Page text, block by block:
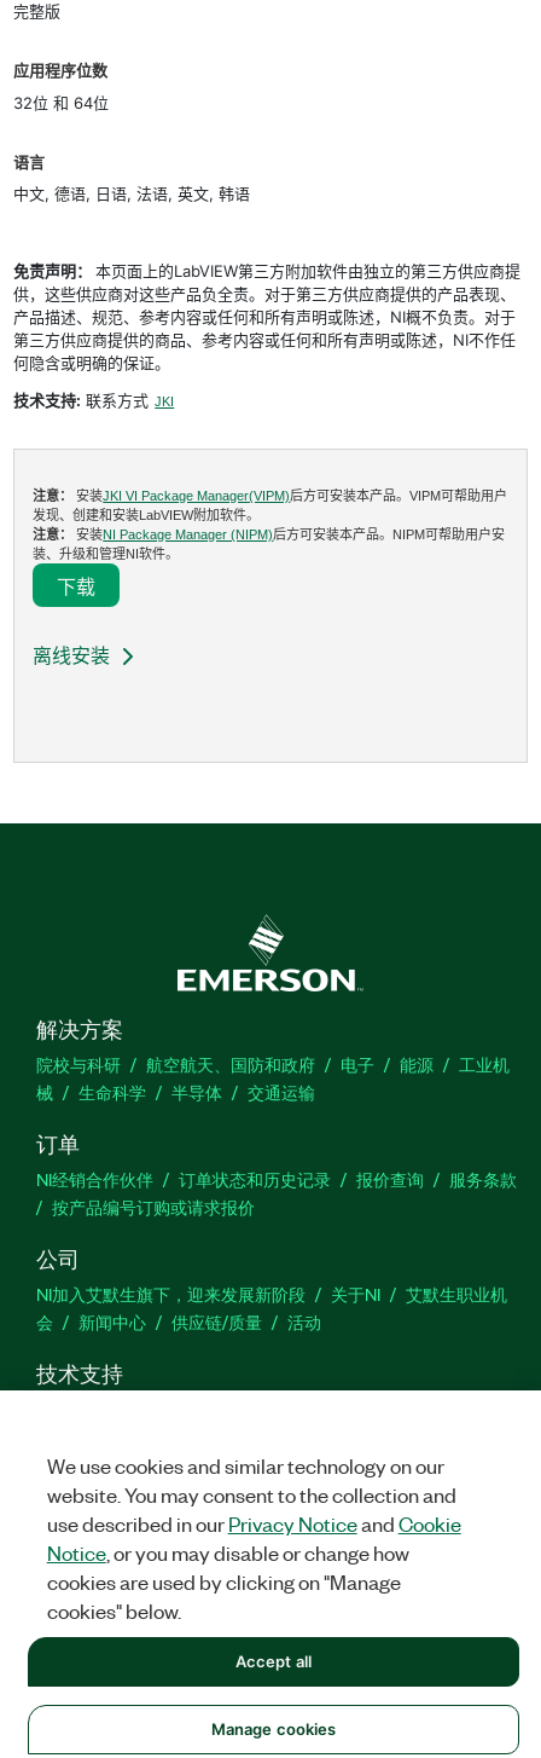
完整版
应用程序位数
32位 和 64位
语言
中文, 德语, 日语, 法语, 英文, 韩语
免责声明：本页面上的LabVIEW第三方附加软件由独立的第三方供应商提
供，这些供应商对这些产品负全责。对于第三方供应商提供的产品表现、
产品描述、规范、参考内容或任何和所有声明或陈述，NI概不负责。对于
第三方供应商提供的商品、参考内容或任何和所有声明或陈述，NI不作任
何隐含或明确的保证。
技术支持: 联系方式 JKI
注意：安装JKI VI Package Manager(VIPM)后方可安装本产品。VIPM可帮助用户
发现、创建和安装LabVIEW附加软件。
注意：安装NI Package Manager (NIPM)后方可安装本产品。NIPM可帮助用户安
装、升级和管理NI软件。
下载
离线安装
解决方案
院校与科研 航空航天、国防和政府 电子 能源
工业机
械
生命科学 半导体 交通运输
订单
NI经销合作伙伴 订单状态和历史记录 报价查询
服务条款
按产品编号订购或请求报价
公司
NI加入艾默生旗下，迎来发展新阶段 关于NI
艾默生职业机
会
新闻中心 供应链/质量 活动
技术支持
中国特定隐私声明
©NATIONAL INSTRUMENTS CORP. 恩艾 (中国) 仪器有限公司 版权所
沪ICP备09002359号. 沪公网安备 31011502018878号
We use cookies and similar technology on our
website. You may consent to the collection and
use described in ourPrivacy NoticeandCookie
Notice, or you may disable or change how
cookies are used by clicking on "Manage
cookies" below.
Manage cookies
Accept all